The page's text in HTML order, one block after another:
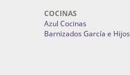
COCINAS
Azul Cocinas
Barnizados García e Hijos